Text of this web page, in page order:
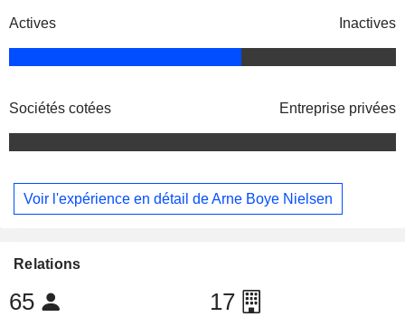
Actives Inactives
Sociétés cotées Entreprise privées
Voir l'expérience en détail de Arne Boye Nielsen
Relations
65 17